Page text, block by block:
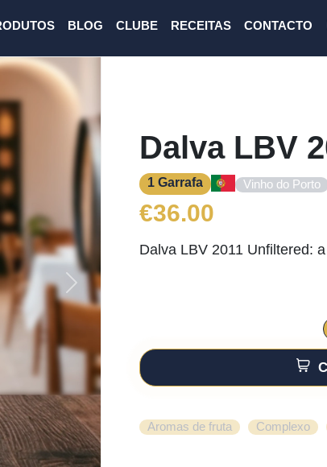
BLOG CLUBE RECEITAS CONTACTO
Next
Dalva LBV
1 Garrafa Vinho do Porto
€36.00
Dalva LBV 2011 Unfiltered:
Aromas de fruta Complexo